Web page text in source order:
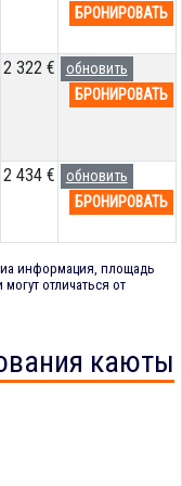
БРОНИРОВАТЬ
2 322 €
обновить
БРОНИРОВАТЬ
2 434 €
обновить
БРОНИРОВАТЬ
информация, площадь
отличаться от
каюты